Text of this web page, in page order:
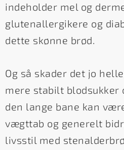
indeholder mel og
glutenallergikere og
dette skønne brød.
Og så skader det jo
mere stabilt blodsukker
den lange bane kan
vægttab og generelt
livsstil med